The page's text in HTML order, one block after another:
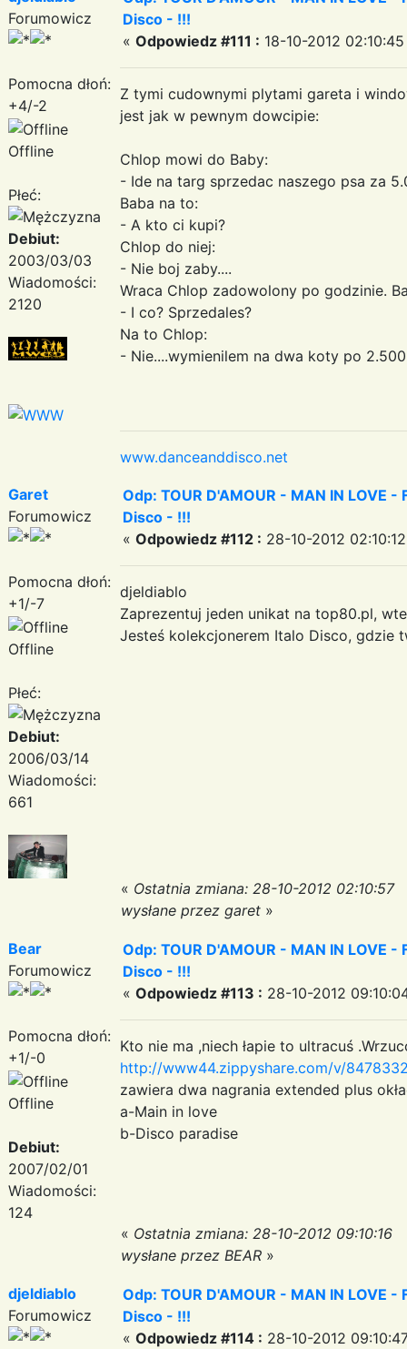
Forumowicz
Pomocna dłoń:
+4/-2
Offline
Płeć:
Debiut:
2003/03/03
Wiadomości:
2120
Disco - !!!
« Odpowiedz #111 : 18-10-2012
Z tymi cudownymi plytami gareta i
jest jak w pewnym dowcipie:
Chlop mowi do Baby:
- Ide na targ sprzedac naszego psa za
Baba na to:
- A kto ci kupi?
Chlop do niej:
- Nie boj zaby....
Wraca Chlop zadowolony po godzinie.
- I co? Sprzedales?
Na to Chlop:
- Nie....wymienilem na dwa koty po
www.danceanddisco.net
Garet
Forumowicz
Pomocna dłoń:
+1/-7
Offline
Płeć:
Debiut:
2006/03/14
Wiadomości:
661
Odp: TOUR D'AMOUR - MAN IN LOVE
Disco - !!!
« Odpowiedz #112 : 28-10-2012
djeldiablo
Zaprezentuj jeden unikat na top80.pl,
Jesteś kolekcjonerem Italo Disco, gdzie
« Ostatnia zmiana: 28-10-2012 02:10:57
wysłane przez garet »
Bear
Forumowicz
Pomocna dłoń:
+1/-0
Offline
Debiut:
2007/02/01
Wiadomości:
124
Odp: TOUR D'AMOUR - MAN IN LOVE
Disco - !!!
« Odpowiedz #113 : 28-10-2012
Kto nie ma ,niech łapie to ultracuś
http://www44.zippyshare.com/v/
zawiera dwa nagrania extended plus
a-Main in love
b-Disco paradise
« Ostatnia zmiana: 28-10-2012 09:10:16
wysłane przez BEAR »
djeldiablo
Forumowicz
Odp: TOUR D'AMOUR - MAN IN LOVE
Disco - !!!
« Odpowiedz #114 : 28-10-2012